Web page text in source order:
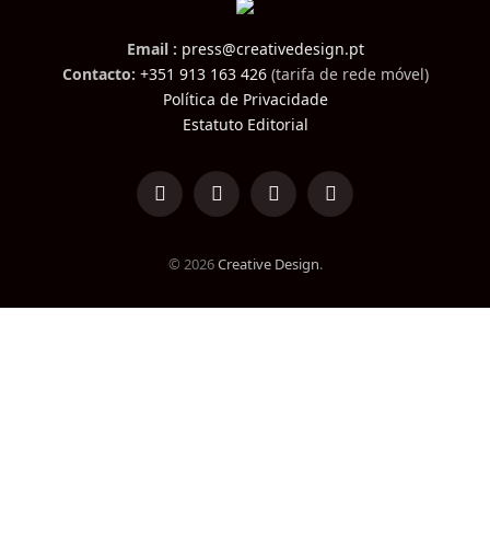
Email : press@creativedesign.pt
Contacto: +351 913 163 426(tarifa de rede móvel)
Política de Privacidade
Estatuto Editorial
LinkedInFacebookInstagramTikTok
© 2026Creative Design.